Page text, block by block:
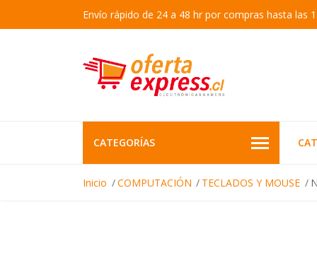
Envío rápido de 24 a 48 hr por compras hasta las
CATEGORÍAS
Inicio COMPUTACIÓN TECLADOS Y MOUSE